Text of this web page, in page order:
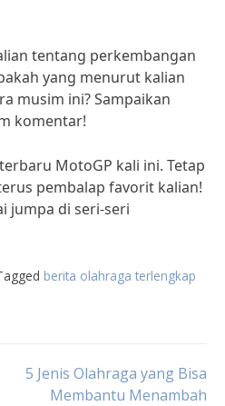
tentang perkembangan
yang menurut kalian
musim ini? Sampaikan
komentar!
MotoGP kali ini. Tetap
pembalap favorit kalian!
jumpa di seri-seri
berita olahraga terlengkap
5 Jenis Olahraga yang Bisa
Membantu Menambah